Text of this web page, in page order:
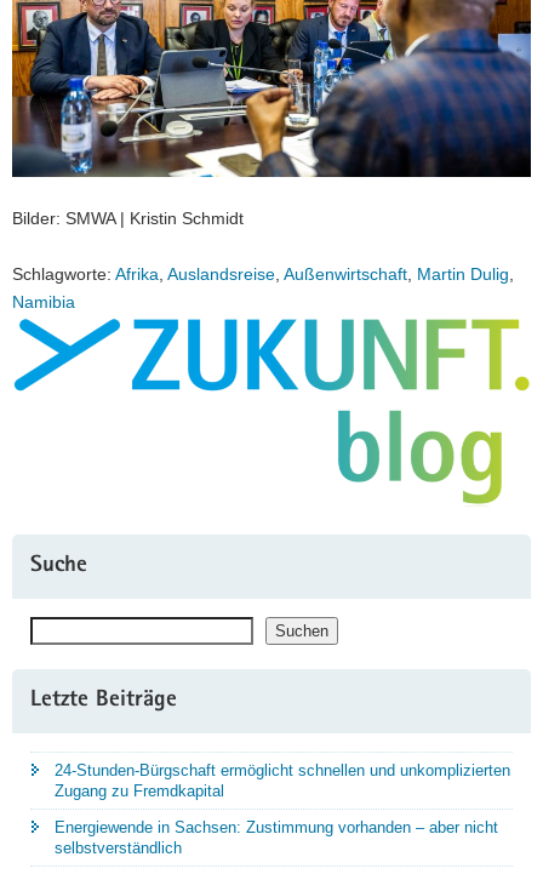
Bilder: SMWA | Kristin Schmidt
Schlagworte: Afrika Auslandsreise Außenwirtschaft Martin Dulig
Namibia
Suche
Suchen
Letzte Beiträge
24-Stunden-Bürgschaft ermöglicht schnellen und unkomplizierten
Zugang zu Fremdkapital
Energiewende in Sachsen: Zustimmung vorhanden – aber nicht
selbstverständlich